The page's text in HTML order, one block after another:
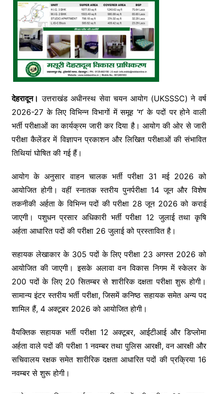
देहरादून। उत्तराखंड अधीनस्थ सेवा चयन आयोग (UKSSSC) ने वर्ष
2026-27 के लिए विभिन्न विभागों में समूह ‘ग’ के पदों पर होने वाली
भर्ती परीक्षाओं का कार्यक्रम जारी कर दिया है। आयोग की ओर से जारी
परीक्षा कैलेंडर में विज्ञापन प्रकाशन और लिखित परीक्षाओं की संभावित
तिथियां घोषित की गई हैं।
आयोग के अनुसार वाहन चालक भर्ती परीक्षा 31 मई 2026 को
आयोजित होगी। वहीं स्नातक स्तरीय पुनर्परीक्षा 14 जून और विशेष
तकनीकी अर्हता के विभिन्न पदों की परीक्षा 28 जून 2026 को कराई
जाएगी। पशुधन प्रसार अधिकारी भर्ती परीक्षा 12 जुलाई तथा कृषि
अर्हता आधारित पदों की परीक्षा 26 जुलाई को प्रस्तावित है।
सहायक लेखाकार के 305 पदों के लिए परीक्षा 23 अगस्त 2026 को
आयोजित की जाएगी। इसके अलावा वन विकास निगम में स्केलर के
200 पदों के लिए 20 सितम्बर से शारीरिक दक्षता परीक्षा शुरू होगी।
सामान्य इंटर स्तरीय भर्ती परीक्षा, जिसमें कनिष्ठ सहायक समेत अन्य पद
शामिल हैं, 4 अक्टूबर 2026 को आयोजित होगी।
वैयक्तिक सहायक भर्ती परीक्षा 12 अक्टूबर, आईटीआई और डिप्लोमा
अर्हता वाले पदों की परीक्षा 1 नवम्बर तथा पुलिस आरक्षी, वन आरक्षी और
सचिवालय रक्षक समेत शारीरिक दक्षता आधारित पदों की प्रक्रिया 16
नवम्बर से शुरू होगी।